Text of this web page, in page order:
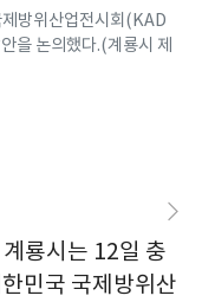
방위산업전시회(KAD
을 논의했다.(계룡시 제
룡시는 12일 충
민국 국제방위산